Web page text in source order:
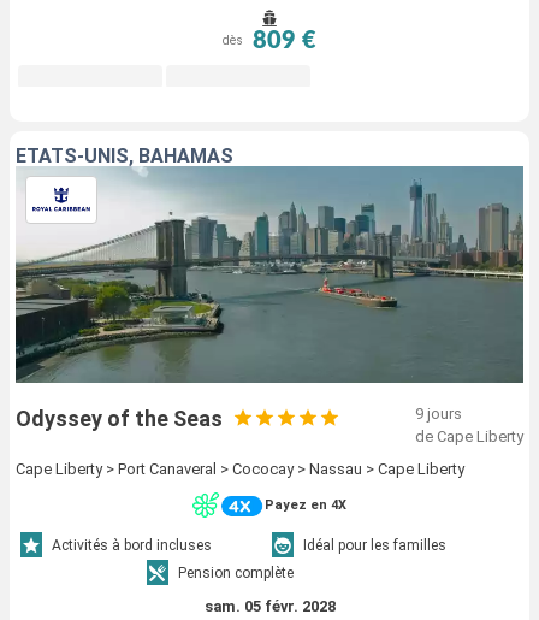
dès 809 €
ÉTATS-UNIS, BAHAMAS
Odyssey of the Seas
9 jours
de Cape Liberty
Cape Liberty > Port Canaveral > Cococay > Nassau > Cape Liberty
Payez en 4X
Activités à bord incluses
Idéal pour les familles
Pension complète
sam. 05 févr. 2028